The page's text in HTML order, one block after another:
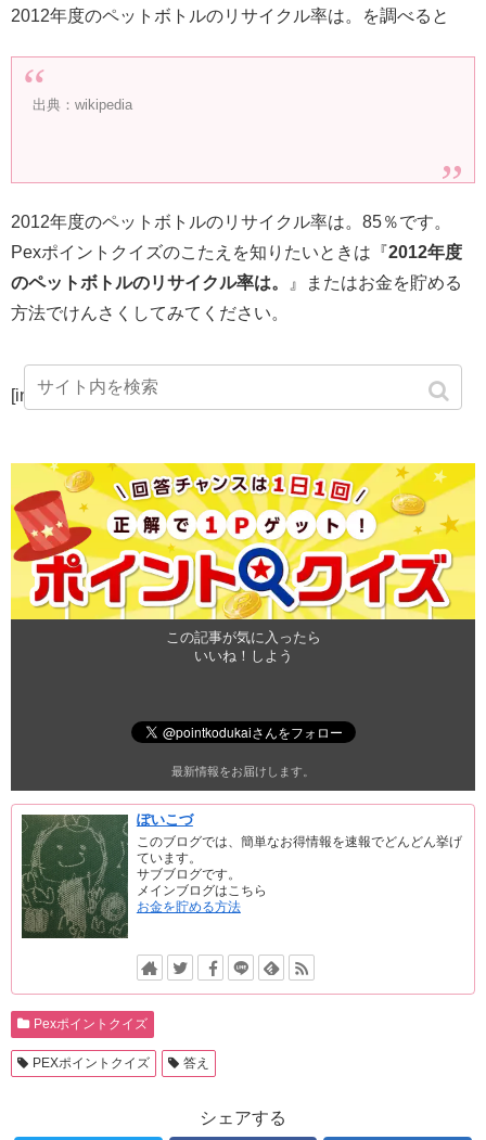
2012年度のペットボトルのリサイクル率は。を調べると
出典：wikipedia
2012年度のペットボトルのリサイクル率は。85％です。
Pexポイントクイズのこたえを知りたいときは『 2012年度
のペットボトルのリサイクル率は。
』またはお金を貯める
方法でけんさくしてみてください。
[instashow]
この記事が気に入ったら
いいね！しよう
最新情報をお届けします。
ぽいこづ
このブログでは、簡単なお得情報を速報でどんどん挙げ
ています。
サブブログです。
メインブログはこちら
お金を貯める方法
Pexポイントクイズ
PEXポイントクイズ 答え
シェアする